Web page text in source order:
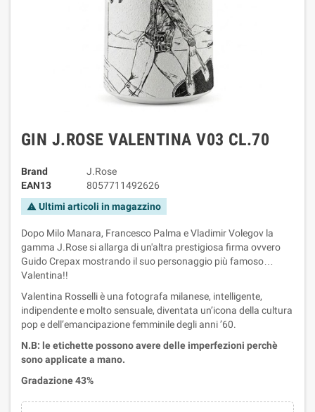
GIN J.ROSE VALENTINA V03 CL.70
Brand
J.Rose
EAN13
8057711492626
warning Ultimi articoli in magazzino
Dopo Milo Manara, Francesco Palma e Vladimir Volegov la
gamma J.Rose si allarga di un'altra prestigiosa firma ovvero
Guido Crepax mostrando il suo personaggio più famoso…
Valentina!!
Valentina Rosselli è una fotografa milanese, intelligente,
indipendente e molto sensuale, diventata un’icona della cultura
pop e dell’emancipazione femminile degli anni ’60.
N.B: le etichette possono avere delle imperfezioni perchè
sono applicate a mano.
Gradazione 43%